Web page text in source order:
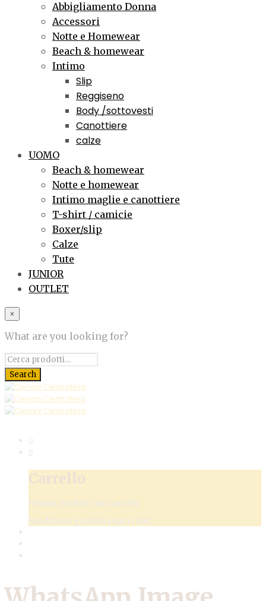
Abbigliamento Donna
Accessori
Notte e Homewear
Beach & homewear
Intimo
Slip
Reggiseno
Body /sottovesti
Canottiere
calze
UOMO
Beach & homewear
Notte e homewear
Intimo maglie e canottiere
T-shirt / camicie
Boxer/slip
Calze
Tute
JUNIOR
OUTLET
×
What are you looking for?
Nessun prodotto nel carrello.
Spedizione gratuita sopra i 69€